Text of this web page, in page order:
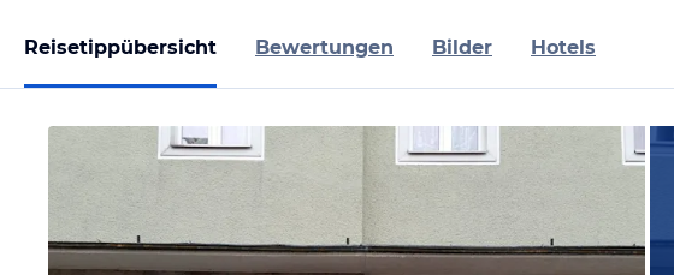
Reisetippübersicht Bewertungen Bilder Hotels